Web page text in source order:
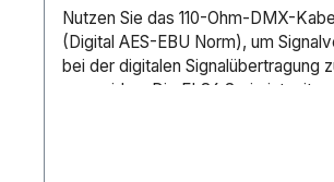
Nutzen Sie das 110-Ohm-DMX-
(Digital AES-EBU Norm), um
bei der digitalen Signalübertragung
vermeiden. Die FL86 Serie ist mit